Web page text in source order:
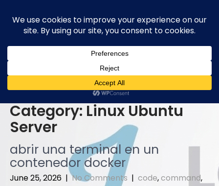
content
Category: Linux Ubuntu
Server
abrir una terminal en un
contenedor docker
June 25, 2026 |No Comments | code,command,